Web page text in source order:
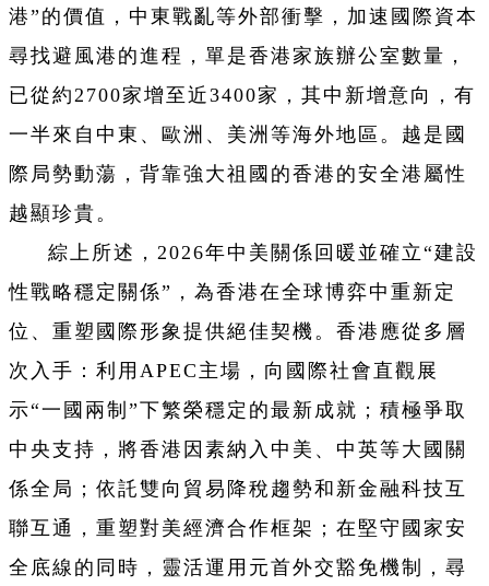
港”的價值，中東戰亂等外部衝擊，加速國際資本
尋找避風港的進程，單是香港家族辦公室數量，
已從約2700家增至近3400家，其中新增意向，有
一半來自中東、歐洲、美洲等海外地區。越是國
際局勢動蕩，背靠強大祖國的香港的安全港屬性
越顯珍貴。
綜上所述，2026年中美關係回暖並確立“建設
性戰略穩定關係”，為香港在全球博弈中重新定
位、重塑國際形象提供絕佳契機。香港應從多層
次入手：利用APEC主場，向國際社會直觀展
示“一國兩制”下繁榮穩定的最新成就；積極爭取
中央支持，將香港因素納入中美、中英等大國關
係全局；依託雙向貿易降稅趨勢和新金融科技互
聯互通，重塑對美經濟合作框架；在堅守國家安
全底線的同時，靈活運用元首外交豁免機制，尋